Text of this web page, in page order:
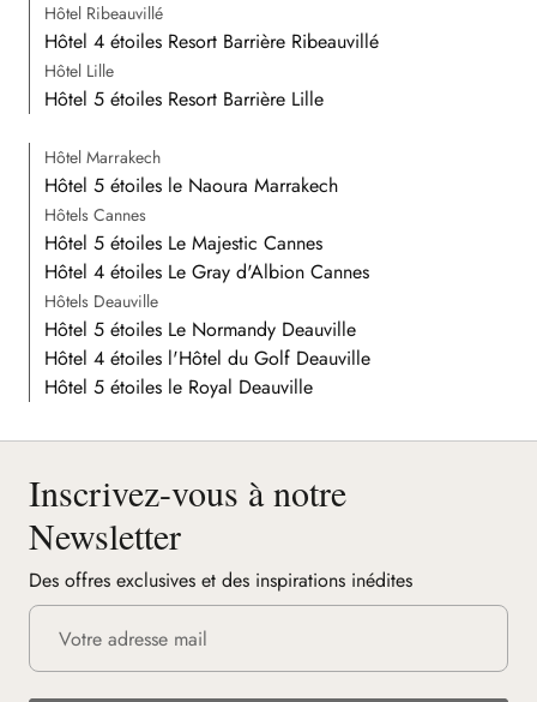
Hôtel Ribeauvillé
Hôtel 4 étoiles Resort Barrière Ribeauvillé
Hôtel Lille
Hôtel 5 étoiles Resort Barrière Lille
Hôtel Marrakech
Hôtel 5 étoiles le Naoura Marrakech
Hôtels Cannes
Hôtel 5 étoiles Le Majestic Cannes
Hôtel 4 étoiles Le Gray d'Albion Cannes
Hôtels Deauville
Hôtel 5 étoiles Le Normandy Deauville
Hôtel 4 étoiles l'Hôtel du Golf Deauville
Hôtel 5 étoiles le Royal Deauville
Inscrivez-vous à notre
Newsletter
Des offres exclusives et des inspirations inédites